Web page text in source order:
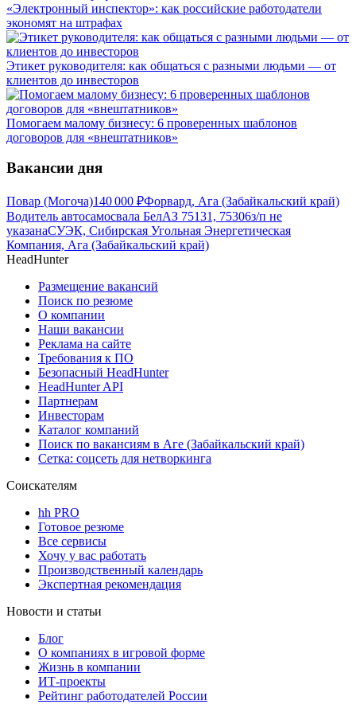
«Электронный инспектор»: как российские работодатели
экономят на штрафах
Этикет руководителя: как общаться с разными людьми — от
клиентов до инвесторов
Помогаем малому бизнесу: 6 проверенных шаблонов
договоров для «внештатников»
Вакансии дня
Повар (Могоча)140 000 ₽Форвард, Ага (Забайкальский край)
Водитель автосамосвала БелАЗ 75131, 75306з/п не
указанаСУЭК, Сибирская Угольная Энергетическая
Компания, Ага (Забайкальский край)
HeadHunter
Размещение вакансий
Поиск по резюме
О компании
Наши вакансии
Реклама на сайте
Требования к ПО
Безопасный HeadHunter
HeadHunter API
Партнерам
Инвесторам
Каталог компаний
Поиск по вакансиям в Аге (Забайкальский край)
Сетка: соцсеть для нетворкинга
Соискателям
hh PRO
Готовое резюме
Все сервисы
Хочу у вас работать
Производственный календарь
Экспертная рекомендация
Новости и статьи
Блог
О компаниях в игровой форме
Жизнь в компании
ИТ-проекты
Рейтинг работодателей России